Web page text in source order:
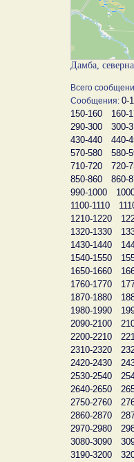
Дамба,
Всего
Сообщения: 0-
150-160
160-
290-300
300-
430-440
440-
570-580
580-
710-720
720-
850-860
860-
990-1000
1100-1110
1210-1220
1320-1330
1430-1440
1540-1550
1650-1660
1760-1770
1870-1880
1980-1990
2090-2100
2200-2210
2310-2320
2420-2430
2530-2540
2640-2650
2750-2760
2860-2870
2970-2980
3080-3090
3190-3200